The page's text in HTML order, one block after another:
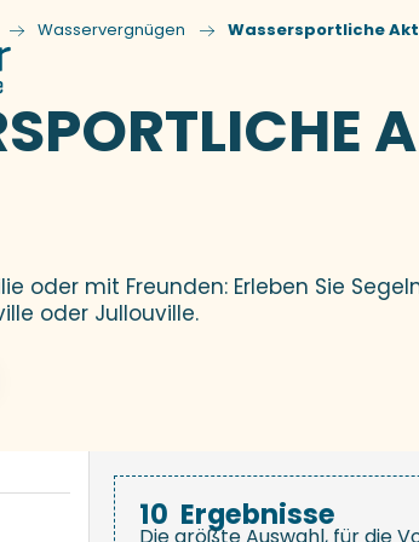
Wasservergnügen Wassersportliche
oder mit Freunden: Erleben Sie
oder Jullouville.
10 Ergebnisse